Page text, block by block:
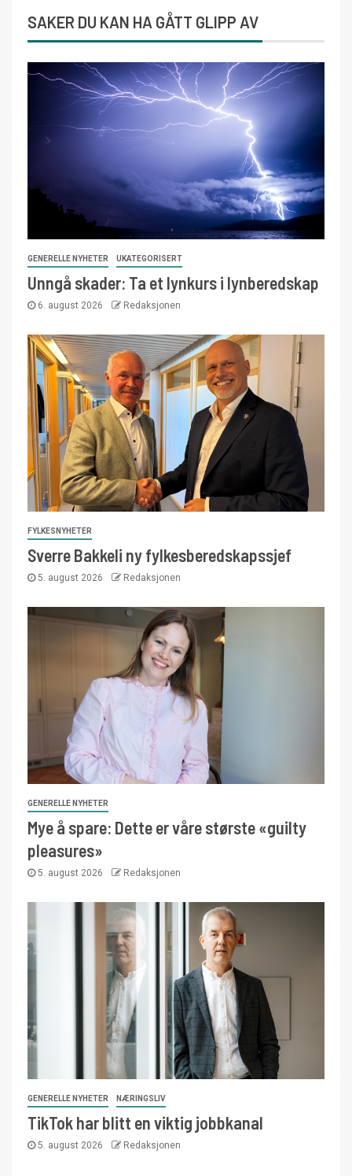
SAKER DU KAN HA GÅTT GLIPP AV
GENERELLE NYHETER UKATEGORISERT
Unngå skader: Ta et lynkurs i lynberedskap
6. august 2026 Redaksjonen
FYLKESNYHETER
Sverre Bakkeli ny fylkesberedskapssjef
5. august 2026 Redaksjonen
GENERELLE NYHETER
Mye å spare: Dette er våre største «guilty
pleasures»
5. august 2026 Redaksjonen
GENERELLE NYHETER NÆRINGSLIV
TikTok har blitt en viktig jobbkanal
5. august 2026 Redaksjonen